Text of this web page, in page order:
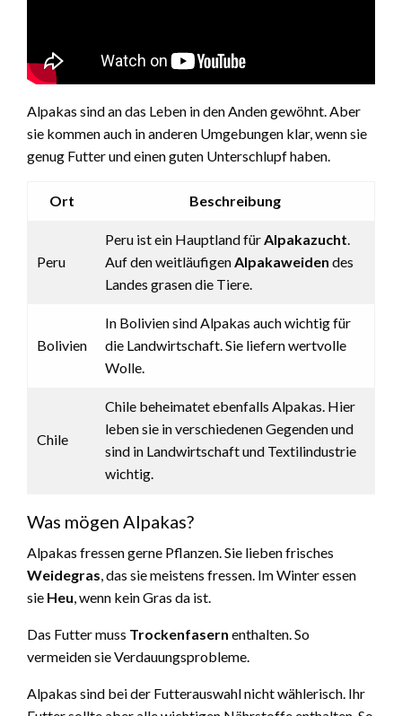
Alpakas sind an das Leben in den Anden gewöhnt. Aber
sie kommen auch in anderen Umgebungen klar, wenn sie
genug Futter und einen guten Unterschlupf haben.
Ort Beschreibung
Peru
Peru ist ein Hauptland für Alpakazucht
Auf den weitläufigen Alpakaweiden des
Landes grasen die Tiere.
Bolivien
In Bolivien sind Alpakas auch wichtig für
die Landwirtschaft. Sie liefern wertvolle
Wolle.
Chile
Chile beheimatet ebenfalls Alpakas. Hier
leben sie in verschiedenen Gegenden und
sind in Landwirtschaft und Textilindustrie
wichtig.
Was mögen Alpakas?
Alpakas fressen gerne Pflanzen. Sie lieben frisches
Weidegras , das sie meistens fressen. Im Winter essen
sie Heu , wenn kein Gras da ist.
Das Futter muss Trockenfasern enthalten. So
vermeiden sie Verdauungsprobleme.
Alpakas sind bei der Futterauswahl nicht wählerisch. Ihr